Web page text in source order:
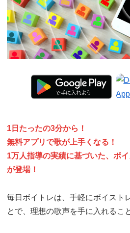
1日たったの3分から！
無料アプリで歌が上手くなる！
1万人指導の実績に基づいた、ボ
が登場！
毎日ボイトレは、手軽にボイスト
とで、理想の歌声を手に入れるこ